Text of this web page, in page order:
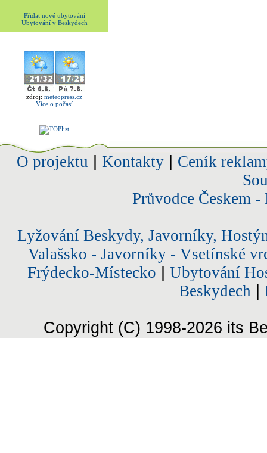
Přidat nové ubytování
Ubytování v Beskydech
zdroj: meteopress.cz
Více o počasí
O projektu Kontakty| Ceník
Průvodce Českem
Lyžování Beskydy, Javorníky,
Valašsko - Javorníky - Vsetínské
Frýdecko-Místecko
Ubytování
Beskydech
Copyright (C) 1998-2026 its